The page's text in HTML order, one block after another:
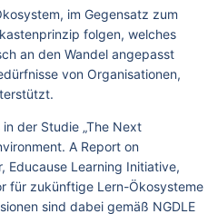
im Gegensatz zum
folgen, welches
an den Wandel angepasst
von Organisationen,
der Studie „The Next
A Report on
Educause Learning Initiative,
für zukünftige Lern-Ökosysteme
sind dabei gemäß NGDLE